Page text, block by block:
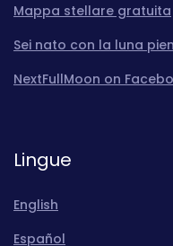
Mappa stellare gratuita
Sei nato con la luna
NextFullMoon on
Lingue
English
Español